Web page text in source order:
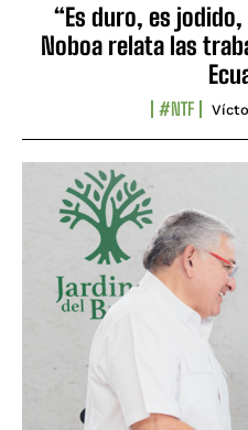
“Es duro, es
Noboa relata las
#NTF